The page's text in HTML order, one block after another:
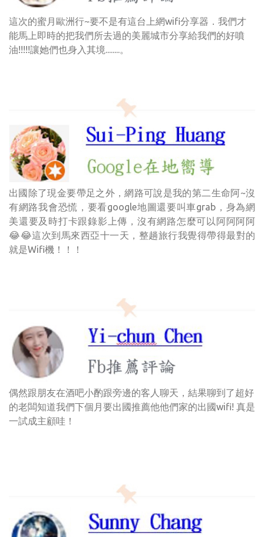
這次的蜜月歐洲行~要不是有這台上網wifi分享器．我們才
能馬上即時的把我們所去過的美麗城市分享給我們的好噴
油!!!!!讓她們也身入其境........。
出國除了現金要帶足之外，網路可說是我的第二生命阿~沒
有網路我會恐慌，要看google地圖還要叫車grab，身為網
美還要及時打卡跟錄影上傳，沒有網路怎麼可以阿阿阿阿
😂😂這次到馬來西亞十一天，整趟旅行我覺得帶得最對的
就是Wifi機！！！
偶然跟朋友在酒吧小酌跟旁邊的客人聊天，結果聊到了超好
的老闆知道我們下個月要出國推薦他他們家的出國wifi! 真是
一試成主顧哇！